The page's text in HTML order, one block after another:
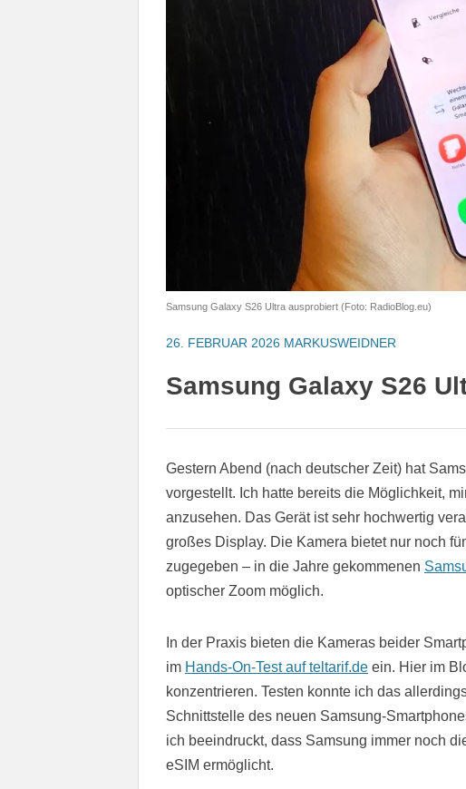
Samsung Galaxy S26 Ultra ausprobiert (Foto: RadioBlog.eu)
26. FEBRUAR 2026 MARKUSWEIDNER
Samsung Galaxy S26
Gestern Abend (nach deutscher Zeit) hat
vorgestellt. Ich hatte bereits die Möglichkeit,
anzusehen. Das Gerät ist sehr hochwertig
großes Display. Die Kamera bietet nur noch
zugegeben – in die Jahre gekommenen
optischer Zoom möglich.
In der Praxis bieten die Kameras beider
im Hands-On-Test auf teltarif.de ein. Hier im
konzentrieren. Testen konnte ich das
Schnittstelle des neuen Samsung-
ich beeindruckt, dass Samsung immer noch
eSIM ermöglicht.